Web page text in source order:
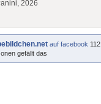
2026
auf facebook 112
gefällt das